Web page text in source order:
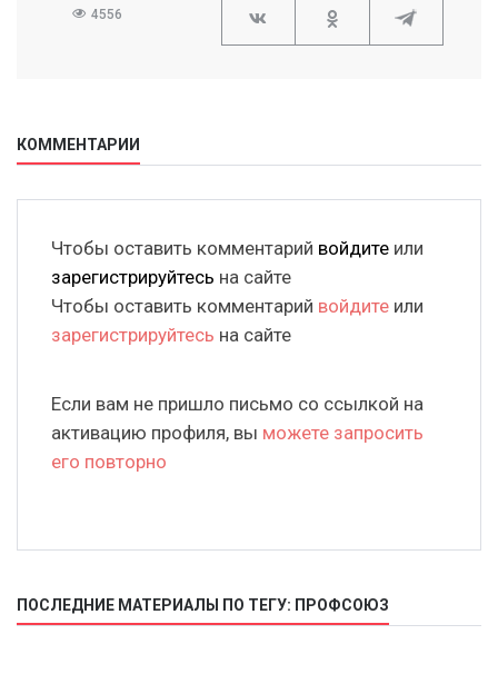
4556
КОММЕНТАРИИ
Чтобы оставить комментарий войдите или
зарегистрируйтесь на сайте
Чтобы оставить комментарий войдите или
зарегистрируйтесь на сайте
Если вам не пришло письмо со ссылкой на
активацию профиля, вы можете запросить
его повторно
ПОСЛЕДНИЕ МАТЕРИАЛЫ ПО ТЕГУ: ПРОФСОЮЗ